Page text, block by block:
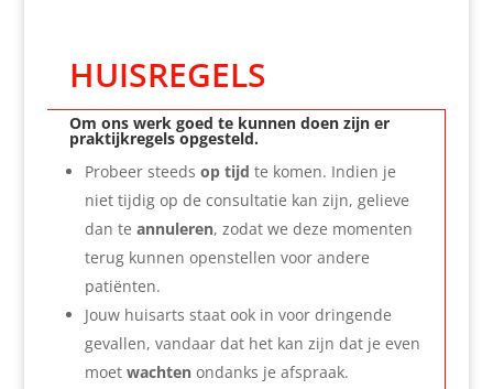
Om ons werk goed te kunnen doen zijn er
praktijkregels opgesteld.
Probeer steeds op tijd te komen. Indien je
niet tijdig op de consultatie kan zijn, gelieve
dan te annuleren, zodat we deze momenten
terug kunnen openstellen voor andere
patiënten.
Jouw huisarts staat ook in voor dringende
gevallen, vandaar dat het kan zijn dat je even
moet wachtenondanks je afspraak.
HUISREGELS